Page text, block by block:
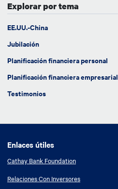
Explorar por tema
EE.UU.-China
Jubilación
Planificación financiera personal
Planificación financiera empresarial
Testimonios
Enlaces útiles
Enlaces útiles
Cathay Bank Foundation
Relaciones Con Inversores